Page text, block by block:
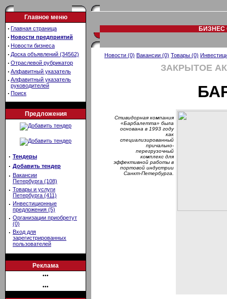
Главное меню
· Главная страница
· Новости предприятий
· Новости бизнеса
· Доска объявлений (34562)
· Отраслевой рубрикатор
· Алфавитный указатель
· Алфавитный указатель
руководителей
· Поиск
Предложения
· Тендеры
· Добавить тендер
· Вакансии
Петербурга (108)
· Товары и услуги
Петербурга (411)
· Инвестиционные
предложения (5)
· Организации приобретут
(0)
· Вход для
зарегистрированных
пользователей
Реклама
•••
•••
БИЗНЕС
Новости (0) Вакансии (0) Товары (0)
ЗАКРЫТОЕ
Стивидорная компания
«Барбалетта» была
основана в 1993 году
как
специализированный
причально-
перегрузочный
комплекс для
эффективной работы в
портовой индустрии
Санкт-Петербурга.